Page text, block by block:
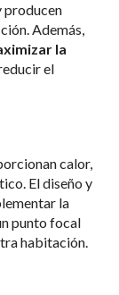
producen
Además,
la
el
calor,
El diseño y
la
punto focal
habitación.